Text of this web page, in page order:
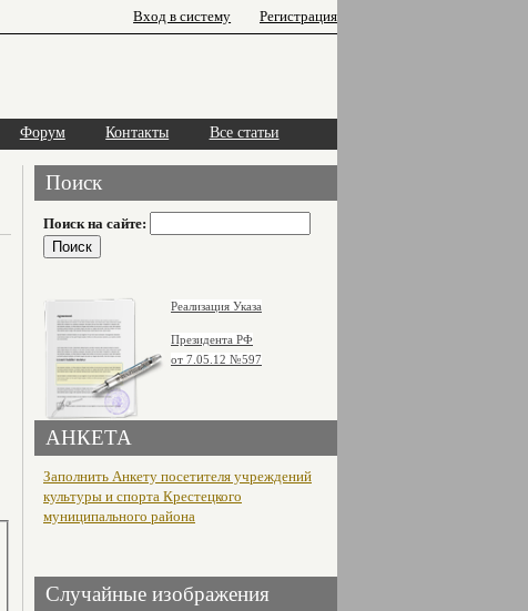
Вход в систему Регистрация
Форум Контакты Все статьи
Поиск
Поиск на сайте:
Реализация Указа
Президента РФ
от 7.05.12 №597
АНКЕТА
Заполнить Анкету посетителя учреждений
культуры и спорта Крестецкого
муниципального района
Случайные изображения